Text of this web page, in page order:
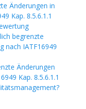
Änderungen in
Kap. 8.5.6.1.1
begrenzte
nach IATF16949
Änderungen
Kap. 8.5.6.1.1